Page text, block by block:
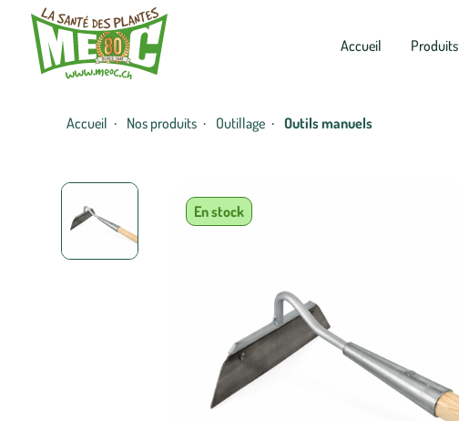
Accueil Produits
Accueil · Nos produits · Outillage · Outils manuels
En stock